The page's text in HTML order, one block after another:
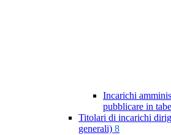
Incarichi
pubblicare in
Titolari di incarichi
generali) 8